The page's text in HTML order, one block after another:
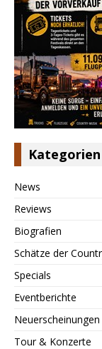
Kategorien
News
Reviews
Biografien
Schätze der
Specials
Eventberichte
Tour & Konzerte